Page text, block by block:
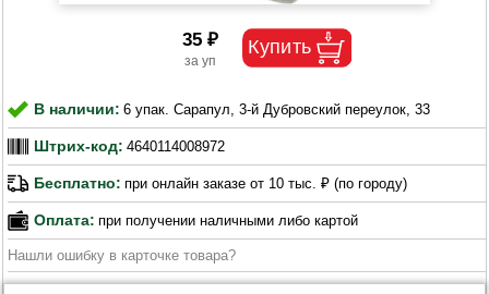
35 ₽
В наличии: 6 упак. Сарапул, 3-й Дубровский переулок, 33
Штрих-код: 4640114008972
Бесплатно: при онлайн заказе от 10 тыс. ₽ (по городу)
Оплата: при получении наличными либо картой
Нашли ошибку в карточке товара?